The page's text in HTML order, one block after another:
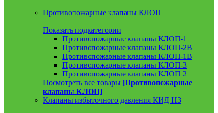
Противопожарные клапаны КЛОП
Показать подкатегории
Противопожарные клапаны КЛОП-1
Противопожарные клапаны КЛОП-2В
Противопожарные клапаны КЛОП-1В
Противопожарные клапаны КЛОП-3
Противопожарные клапаны КЛОП-2
Посмотреть все товары [Противопожарные
клапаны КЛОП]
Клапаны избыточного давления КИД НЗ